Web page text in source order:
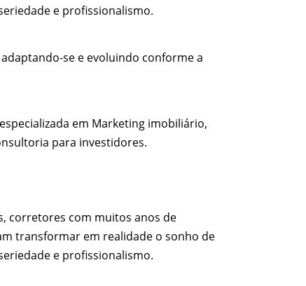
e profissionalismo.
se e evoluindo conforme a
em Marketing imobiliário,
para investidores.
corretores com muitos anos de
transformar em realidade o sonho de
e profissionalismo.